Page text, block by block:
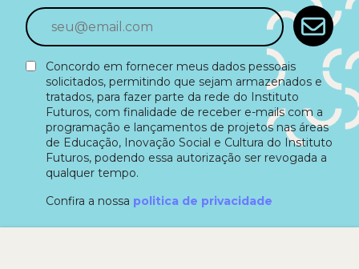
Concordo em fornecer meus dados pessoais
solicitados, permitindo que sejam armazenados e
tratados, para fazer parte da rede do Instituto
Futuros, com finalidade de receber e-mails com a
programação e lançamentos de projetos nas áreas
de Educação, Inovação Social e Cultura do Instituto
Futuros, podendo essa autorização ser revogada a
qualquer tempo.
Confira a nossa politica de privacidade